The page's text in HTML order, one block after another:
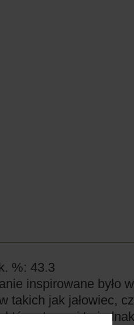
%: 43.3
inspirowane było
jak jałowiec,
stanowi tu